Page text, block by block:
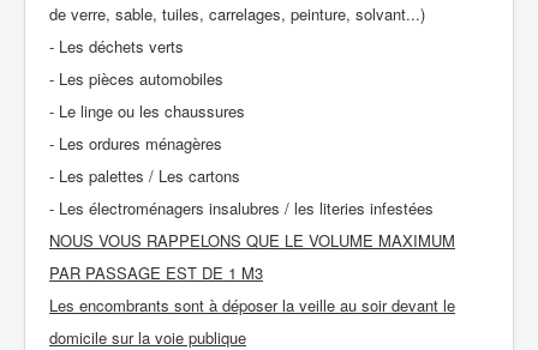
de verre, sable, tuiles, carrelages, peinture, solvant...)
- Les déchets verts
- Les pièces automobiles
- Le linge ou les chaussures
- Les ordures ménagères
- Les palettes / Les cartons
- Les électroménagers insalubres / les literies infestées
NOUS VOUS RAPPELONS QUE LE VOLUME MAXIMUM
PAR PASSAGE EST DE 1 M3
Les encombrants sont à déposer la veille au soir devant le
domicile sur la voie publique